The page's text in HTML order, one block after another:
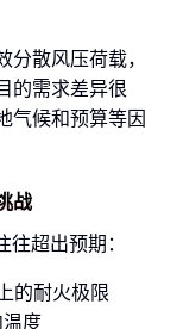
散风压荷载，
的需求差异很
气候和预算等因
战
往超出预期：
的耐火极限
度